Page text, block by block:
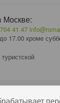
41 47
17.00 кроме